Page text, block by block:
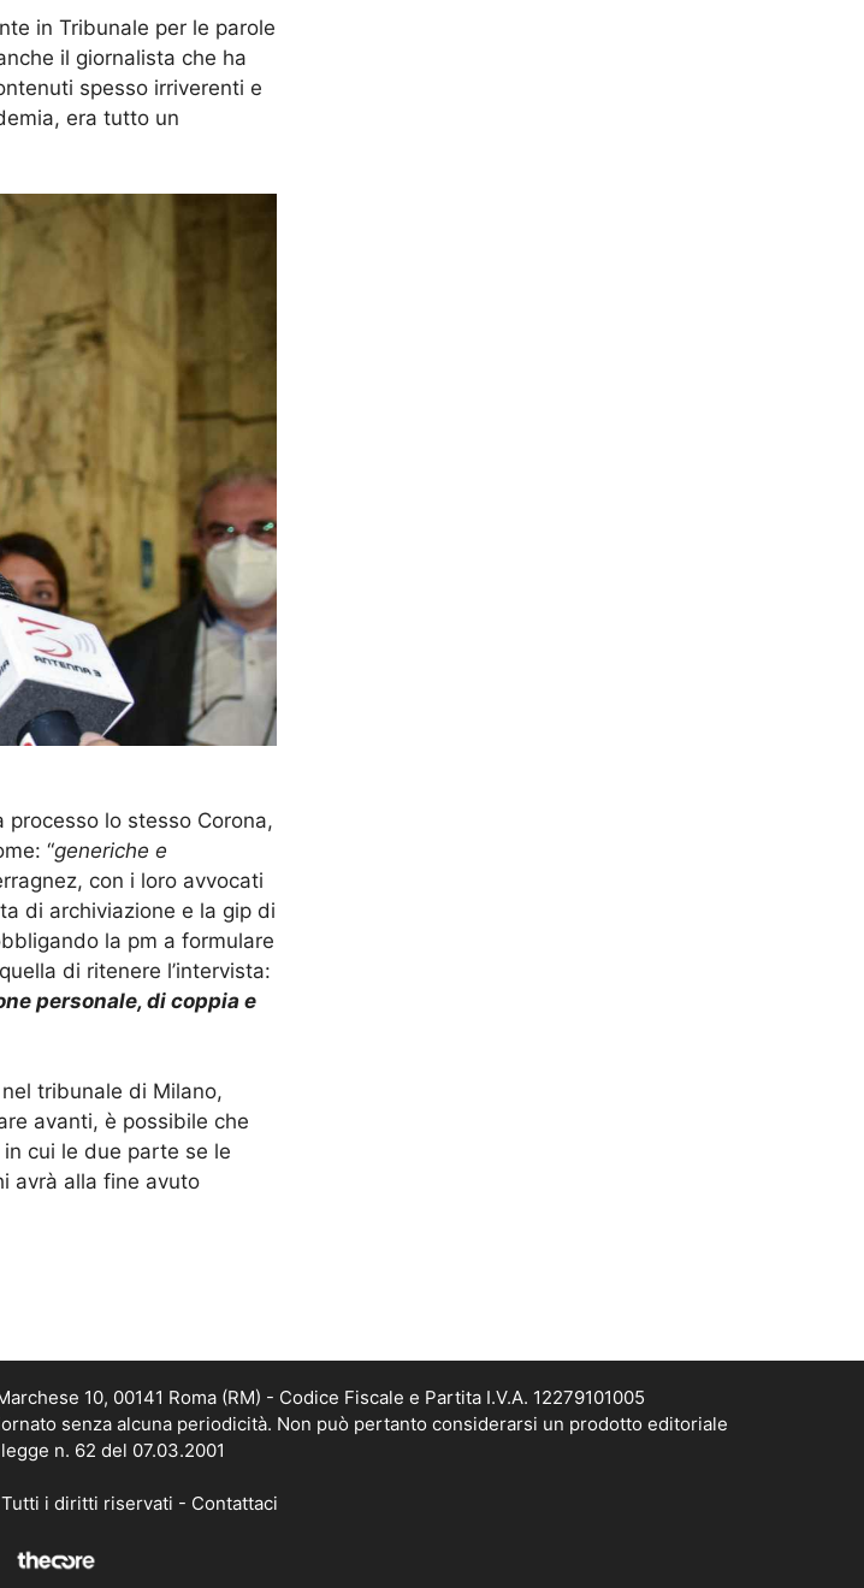
in Tribunale per le parole
il giornalista che ha
spesso irriverenti e
era tutto un
lo stesso Corona,
“generiche e
con i loro avvocati
di archiviazione e la gip di
la pm a formulare
di ritenere l’intervista:
personale, di coppia e
tribunale di Milano,
avanti, è possibile che
cui le due parte se le
avrà alla fine avuto
10, 00141 Roma (RM) - Codice Fiscale e Partita I.V.A. 12279101005
senza alcuna periodicità. Non può pertanto considerarsi un prodotto editoriale
n. 62 del 07.03.2001
i diritti riservati - Contattaci